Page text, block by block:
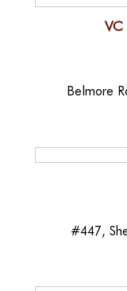
Belmore
#447,